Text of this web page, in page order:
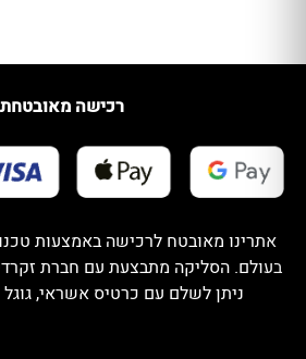
רכישה מאובטחת
ניתן לשלם עם כרטיס אשראי, גוגל